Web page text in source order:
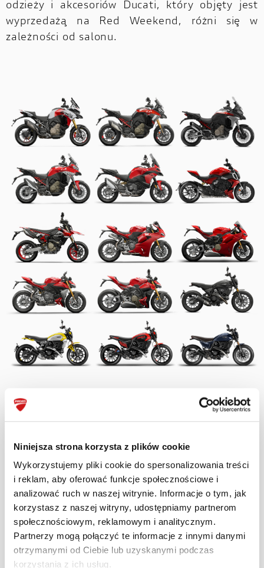
Niniejsza strona korzysta z plików cookie
Wykorzystujemy pliki cookie do spersonalizowania treści
i reklam, aby oferować funkcje społecznościowe i
analizować ruch w naszej witrynie. Informacje o tym, jak
korzystasz z naszej witryny, udostępniamy partnerom
społecznościowym, reklamowym i analitycznym.
Partnerzy mogą połączyć te informacje z innymi danymi
otrzymanymi od Ciebie lub uzyskanymi podczas
korzystania z ich usług.
odzieży i akcesoriów Ducati, który objęty jest
wyprzedażą na Red Weekend, różni się w
zależności od salonu.
Odwiedź Twojego dealera Ducatii sprawdź
specjalną ofertę, która obowiązuje wyłącznie w
Red Weekend. Ograniczona czasowo promocja,
która nie łączy się z pozostałymi akcjami
specjalnymi, obejmuje wybrane modele